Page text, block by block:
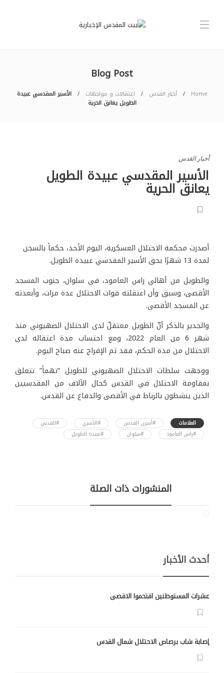
Blog Post
Home أخبار القدس اعتقالات و مواجهات
الأسير المقدسي عبيدة
الطويل يعانق الحرية
أخبار القدس
الأسير المقدسي عبيدة الطويل
يعانق الحرية
أصدرت محكمة الاحتلال العسكرية، اليوم الأحد، حكماً بالسجن
لمدة 13 شهرًا بحق الأسير المقدسي عبيدة الطويل.
والطويل من أهالي راس العامود، في سلوان، جنوب المسجد
الأقصى، وسبق وأن اعتقلته قوات الاحتلال عدة مرات، وأبعدته
عن المسجد الأقصى.
والجدير بالذكر أنّ الطويل معتقلٌ لدى الاحتلال الصهيوني منذ
شهر 6 من العام 2022، ومع احتساب مدة اعتقاله لدى
الاحتلال من مدة الحكم، فقد تم الإفراج عنه صباح اليوم.
ووجهت سلطات الاحتلال الصهيوني للطويل “تهماً” تتعلق
بمقاومة الاحتلال في القدس كحال الآلاف من المقدسيين
الذين ينشطون بالرباط في الأقصى والدفاع عن القدس.
العلامات #أسرى القدس #الأسرى
#القدس
#راس العامود
#سلوان #عبيدة الطويل
المنشورات ذات الصلة
أحدث الأخبار
عشرات المستوطنين اقتحموا الاقصى
إصابة شاب برصاص الاحتلال شمال القدس